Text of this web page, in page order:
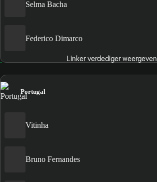
Selma Bacha
Federico Dimarco
Linker verdediger weergeven
Portugal
Vitinha
Bruno Fernandes